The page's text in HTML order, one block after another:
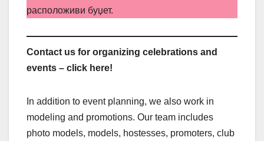
расположиви буџет.
Contact us for organizing celebrations and
events – click here!
In addition to event planning, we also work in
modeling and promotions. Our team includes
photo models, models, hostesses, promoters, club